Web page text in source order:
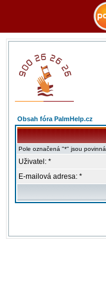
Obsah fóra PalmHelp.cz
Pole označená "*" jsou
Uživatel: *
E-mailová adresa: *